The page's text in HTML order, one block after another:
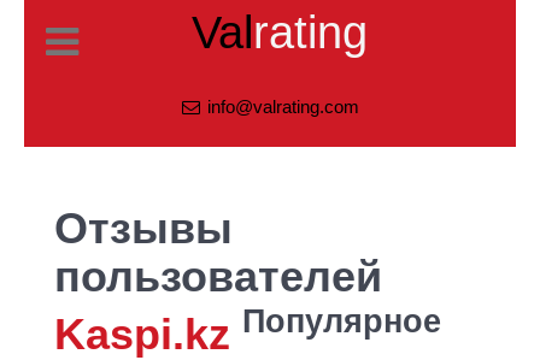
Valrating
info@valrating.com
Отзывы
пользователей
Kaspi.kz Популярное